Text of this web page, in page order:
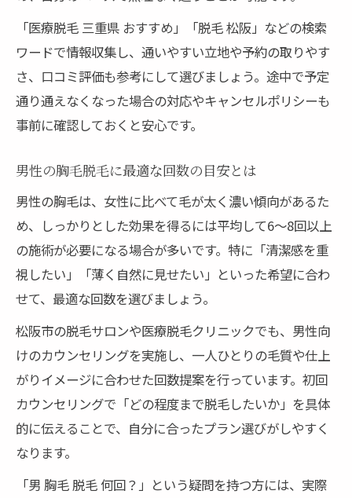
「医療脱毛 三重県 おすすめ」「脱毛 松阪」などの検索
ワードで情報収集し、通いやすい立地や予約の取りやす
さ、口コミ評価も参考にして選びましょう。途中で予定
通り通えなくなった場合の対応やキャンセルポリシーも
事前に確認しておくと安心です。
男性の胸毛脱毛に最適な回数の目安とは
男性の胸毛は、女性に比べて毛が太く濃い傾向があるた
め、しっかりとした効果を得るには平均して6〜8回以上
の施術が必要になる場合が多いです。特に「清潔感を重
視したい」「薄く自然に見せたい」といった希望に合わ
せて、最適な回数を選びましょう。
松阪市の脱毛サロンや医療脱毛クリニックでも、男性向
けのカウンセリングを実施し、一人ひとりの毛質や仕上
がりイメージに合わせた回数提案を行っています。初回
カウンセリングで「どの程度まで脱毛したいか」を具体
的に伝えることで、自分に合ったプラン選びがしやすく
なります。
「男 胸毛 脱毛 何回？」という疑問を持つ方には、実際